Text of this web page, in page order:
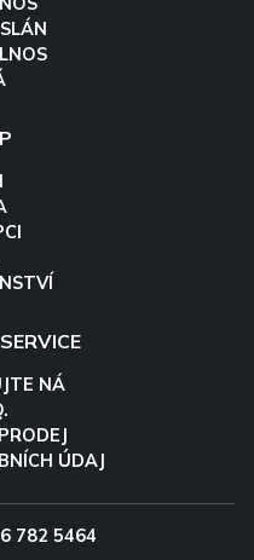
NÁ
ÚDAJ
782 5464